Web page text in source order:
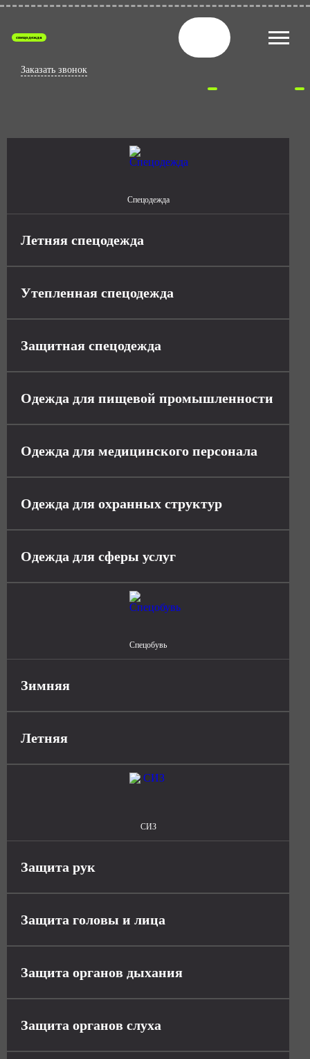
спецодежда
Заказать звонок
Спецодежда
Летняя спецодежда
Утепленная спецодежда
Защитная спецодежда
Одежда для пищевой промышленности
Одежда для медицинского персонала
Одежда для охранных структур
Одежда для сферы услуг
Спецобувь
Зимняя
Летняя
СИЗ
Защита рук
Защита головы и лица
Защита органов дыхания
Защита органов слуха